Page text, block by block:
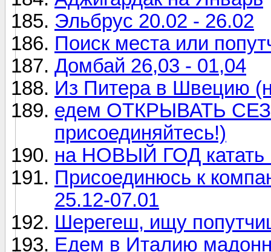
Эльбрус 20.02 - 26.02
Поиск места или
Домбай 26,03 - 01,04
Из Питера в Швецию
едем ОТКРЫВАТЬ
присоединяйтесь!)
на НОВЫЙ ГОД катать
Присоединюсь к
25.12-07.01
Шерегеш, ищу
Едем в Италию